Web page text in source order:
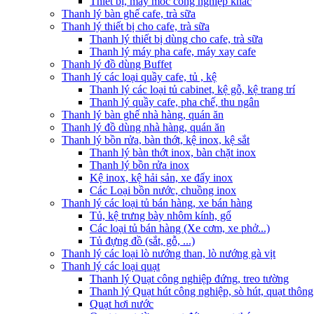
Thanh lý bàn ghế cafe, trà sữa
Thanh lý thiết bị cho cafe, trà sữa
Thanh lý thiết bị dùng cho cafe, trà sữa
Thanh lý máy pha cafe, máy xay cafe
Thanh lý đồ dùng Buffet
Thanh lý các loại quầy cafe, tủ , kệ
Thanh lý các loại tủ cabinet, kệ gỗ, kệ trang trí
Thanh lý quầy cafe, pha chế, thu ngân
Thanh lý bàn ghế nhà hàng, quán ăn
Thanh lý đồ dùng nhà hàng, quán ăn
Thanh lý bồn rửa, bàn thớt, kệ inox, kệ sắt
Thanh lý bàn thớt inox, bàn chặt inox
Thanh lý bồn rửa inox
Kệ inox, kệ hải sản, xe đẩy inox
Các Loại bồn nước, chuồng inox
Thanh lý các loại tủ bán hàng, xe bán hàng
Tủ, kệ trưng bày nhôm kính, gổ
Các loại tủ bán hàng (Xe cơm, xe phở...)
Tủ đựng đồ (sắt, gỗ, ...)
Thanh lý các loại lò nướng than, lò nướng gà vịt
Thanh lý các loại quạt
Thanh lý Quạt công nghiệp đứng, treo tường
Thanh lý Quạt hút công nghiệp, sò hút, quạt
Quạt hơi nước